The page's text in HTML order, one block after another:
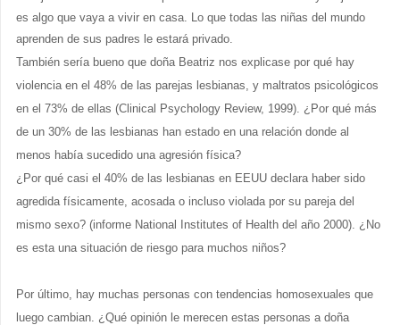
es algo que vaya a vivir en casa. Lo que todas las niñas del mundo
aprenden de sus padres le estará privado.
También sería bueno que doña Beatriz nos explicase por qué hay
violencia en el 48% de las parejas lesbianas, y maltratos psicológicos
en el 73% de ellas (Clinical Psychology Review, 1999). ¿Por qué más
de un 30% de las lesbianas han estado en una relación donde al
menos había sucedido una agresión física?
¿Por qué casi el 40% de las lesbianas en EEUU declara haber sido
agredida físicamente, acosada o incluso violada por su pareja del
mismo sexo? (informe National Institutes of Health del año 2000). ¿No
es esta una situación de riesgo para muchos niños?
Por último, hay muchas personas con tendencias homosexuales que
luego cambian. ¿Qué opinión le merecen estas personas a doña